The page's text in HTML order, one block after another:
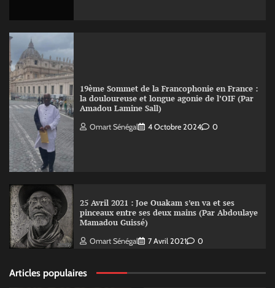
19ème Sommet de la Francophonie en France :
la douloureuse et longue agonie de l’OIF (Par
Amadou Lamine Sall)
Omart Sénégal 4 Octobre 2024 0
25 Avril 2021 : Joe Ouakam s’en va et ses
pinceaux entre ses deux mains (Par Abdoulaye
Mamadou Guissé)
Omart Sénégal 7 Avril 2021 0
Articles populaires